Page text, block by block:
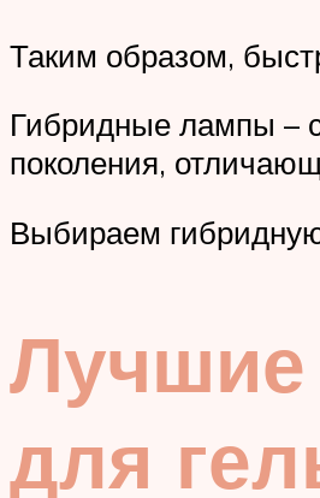
Таким образом,
Гибридные лампы –
поколения,
Выбираем
для